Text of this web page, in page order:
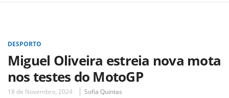
DESPORTO
Miguel Oliveira estreia nova mota
nos testes do MotoGP
18 de Novembro, 2024 Sofia Quintas